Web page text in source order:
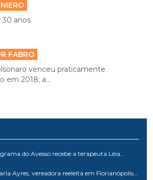
30 anos
FABRO
venceu praticamente
em 2018; a...
do Avesso recebe a terapeuta Léia...
Ayres, vereadora reeleita em Florianópolis...